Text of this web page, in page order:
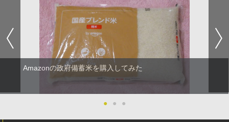
Amazonの政府備蓄米を購入してみた
● ● ●